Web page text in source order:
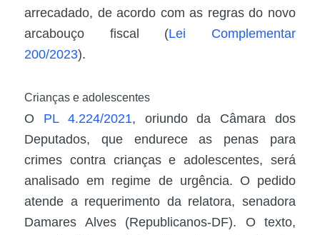
arrecadado, de acordo com as regras do novo
arcabouço fiscal (Lei Complementar
200/2023).
Crianças e adolescentes
O PL 4.224/2021, oriundo da Câmara dos
Deputados, que endurece as penas para
crimes contra crianças e adolescentes, será
analisado em regime de urgência. O pedido
atende a requerimento da relatora, senadora
Damares Alves (Republicanos-DF). O texto,